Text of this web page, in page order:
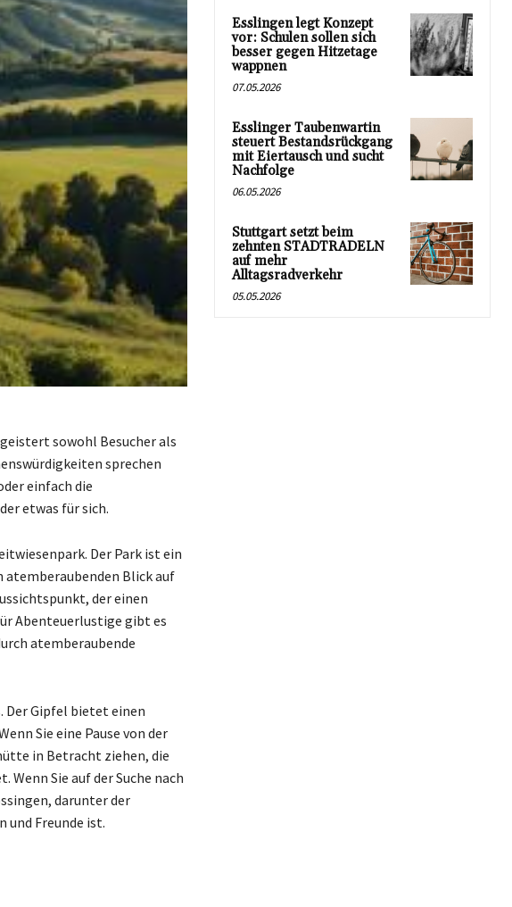
sowohl Besucher als
sprechen
einfach die
etwas für sich.
Der Park ist ein
atemberaubenden Blick auf
der einen
Abenteuerlustige gibt es
atemberaubende
Der Gipfel bietet einen
Sie eine Pause von der
in Betracht ziehen, die
Sie auf der Suche nach
darunter der
Freunde ist.
Esslingen legt Konzept
vor: Schulen sollen sich
besser gegen Hitzetage
wappnen
07.05.2026
Esslinger Taubenwartin
steuert Bestandsrückgang
mit Eiertausch und sucht
Nachfolge
06.05.2026
Stuttgart setzt beim
zehnten STADTRADELN
auf mehr
Alltagsradverkehr
05.05.2026